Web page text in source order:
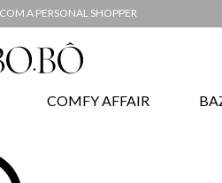
A PERSONAL SHOPPER
COMFY AFFAIR